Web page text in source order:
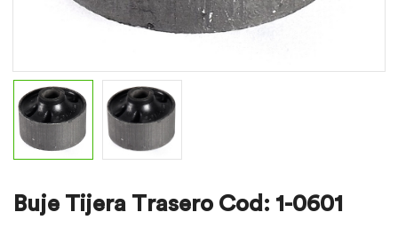
Buje Tijera Trasero Cod: 1-0601